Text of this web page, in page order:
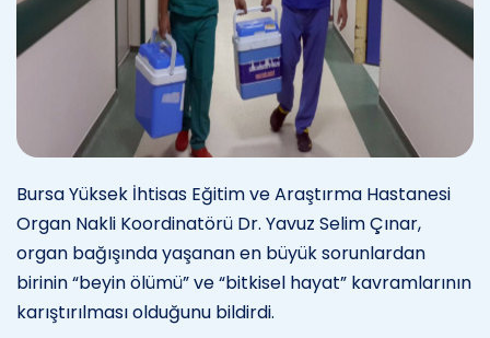
Bursa Yüksek İhtisas Eğitim ve Araştırma Hastanesi
Organ Nakli Koordinatörü Dr. Yavuz Selim Çınar,
organ bağışında yaşanan en büyük sorunlardan
birinin “beyin ölümü” ve “bitkisel hayat” kavramlarının
karıştırılması olduğunu bildirdi.